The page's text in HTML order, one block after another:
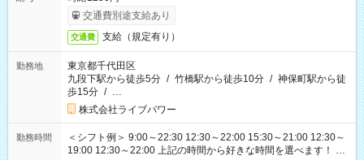
交通費別途支給あり
交通費 支給（規定有り）
勤務地
東京都千代田区
九段下駅から徒歩5分 / 竹橋駅から徒歩10分 / 神保町駅から徒
歩15分 / …
株式会社ライブパワー
勤務時間
＜シフト例＞ 9:00～22:30 12:30～22:00 15:30～21:00 12:30～
19:00 12:30～22:00 上記の時間から好きな時間を選べます！ ※